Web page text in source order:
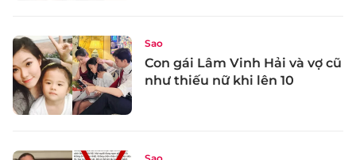
Sao
Con gái Lâm Vinh Hải và vợ cũ
như thiếu nữ khi lên 10